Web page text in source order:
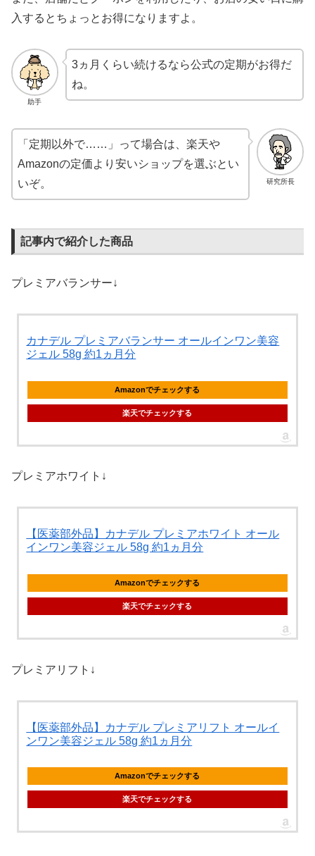
入するとちょっとお得になりますよ。
助手
3ヵ月くらい続けるなら公式の定期がお得だ
ね。
研究所長
「定期以外で……」って場合は、楽天や
Amazonの定価より安いショップを選ぶとい
いぞ。
記事内で紹介した商品
プレミアバランサー↓
カナデル プレミアバランサー オールインワン美容
ジェル 58g 約1ヵ月分
Amazonでチェックする
楽天でチェックする
プレミアホワイト↓
【医薬部外品】カナデル プレミアホワイト オール
インワン美容ジェル 58g 約1ヵ月分
Amazonでチェックする
楽天でチェックする
プレミアリフト↓
【医薬部外品】カナデル プレミアリフト オールイ
ンワン美容ジェル 58g 約1ヵ月分
Amazonでチェックする
楽天でチェックする